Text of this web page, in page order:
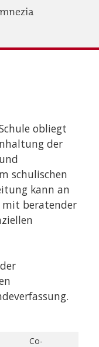
obliegt
der
schulischen
kann an
mit beratender
Co-